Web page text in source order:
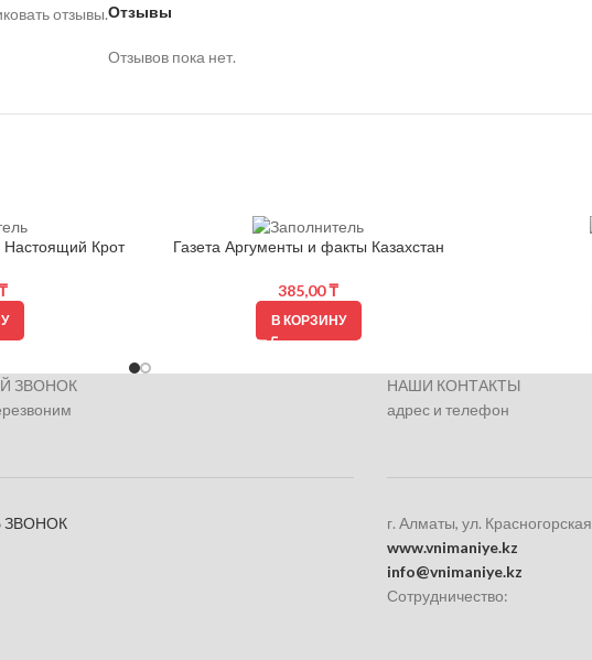
Отзывы
Отзывов пока нет.
отзывы.
Настоящий Крот Газета Аргументы и факты Казахстан
385,00₸
В КОРЗИНУ
ЗВОНОК
ЗВОНОК
НАШИ КОНТАКТЫ
адрес и телефон
г. Алматы, ул.
www.vnimaniye.kz
info@vnimaniye.kz
Сотрудничество: